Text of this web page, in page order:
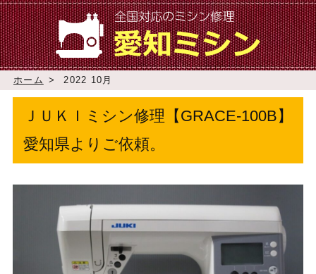
ホーム > 2022 10月
ＪＵＫＩミシン修理【GRACE-100B】
愛知県よりご依頼。